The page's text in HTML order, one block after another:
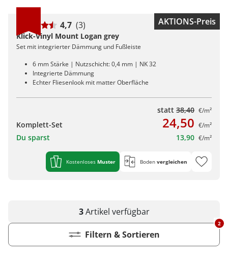
AKTIONS-Preis
4,7 (3)
Klick-Vinyl Mount Logan grey
Set mit integrierter Dämmung und Fußleiste
6 mm Stärke | Nutzschicht: 0,4 mm | NK 32
Integrierte Dämmung
Echter Fliesenlook mit matter Oberfläche
statt 38,40 €/m²
Komplett-Set 24,50 €/m²
Du sparst 13,90 €/m²
Kostenloses Muster Boden vergleichen
3Artikel verfügbar
Filtern & Sortieren
2